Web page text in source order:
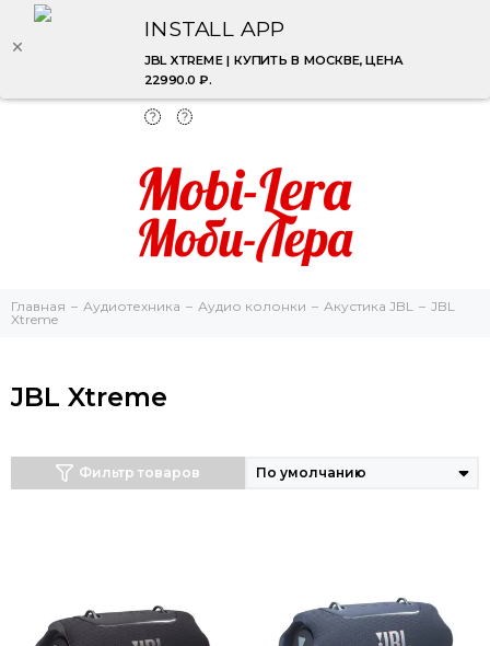
INSTALL APP
JBL XTREME | КУПИТЬ В МОСКВЕ, ЦЕНА
22990.0 ₽.
Главная Аудиотехника Аудио колонки Акустика JBL
JBL
Xtreme
JBL Xtreme
Фильтр товаров